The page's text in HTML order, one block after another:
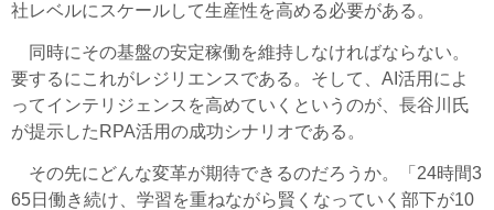
社レベルにスケールして生産性を高める必要がある。
同時にその基盤の安定稼働を維持しなければならない。
要するにこれがレジリエンスである。そして、AI活用によ
ってインテリジェンスを高めていくというのが、長谷川氏
が提示したRPA活用の成功シナリオである。
その先にどんな変革が期待できるのだろうか。「24時間3
65日働き続け、学習を重ねながら賢くなっていく部下が10